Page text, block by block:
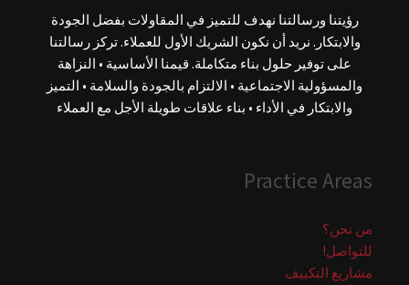
رؤيتنا ورسالتنا نهدف للتميز في المقاولات بفضل الجودة
والابتكار. نريد أن نكون الشريك الأول للعملاء. تركز رسالتنا
على توفير حلول بناء متكاملة. قيمنا الأساسية • النزاهة
والمسؤولية الاجتماعية • الالتزام بالجودة والسلامة • التميز
والابتكار في الأداء • بناء علاقات طويلة الأجل مع العملاء
Practice Areas
من نحن؟
للتواصل!
مشاريع التكييف